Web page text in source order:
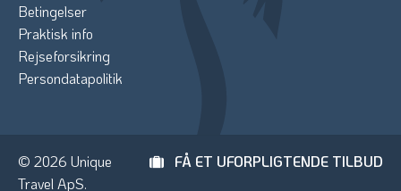
Betingelser
Praktisk info
Rejseforsikring
Persondatapolitik
FÅ ET UFORPLIGTENDE TILBUD
© 2026 Unique
Travel ApS.